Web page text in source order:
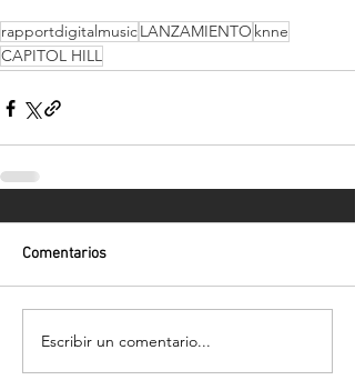
rapportdigitalmusicLANZAMIENTO knne
CAPITOL HILL
Comentarios
Escribir un comentario...